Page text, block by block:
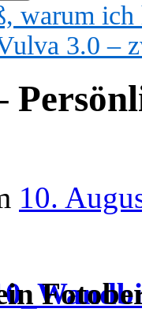
warum ich
3.0 –
10.